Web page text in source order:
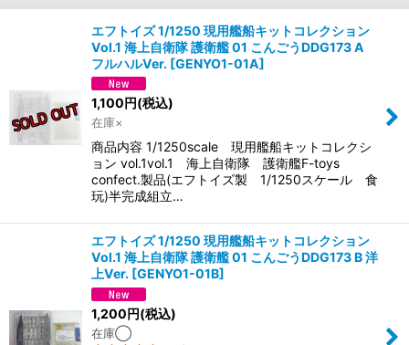
エフトイズ 1/1250 現用艦船キットコレクション
Vol.1 海上自衛隊 護衛艦 01 こんごうDDG173 A
フルハルVer. [GENYO1-01A]
1,100円(税込)
在庫×
商品内容 1/1250scale 現用艦船キットコレクシ
ョン vol.1vol.1 海上自衛隊 護衛艦F-toys
confect.製品(エフトイズ製 1/1250スケール 食
玩)半完成組立…
エフトイズ 1/1250 現用艦船キットコレクション
Vol.1 海上自衛隊 護衛艦 01 こんごうDDG173 B 洋
上Ver. [GENYO1-01B]
1,200円(税込)
在庫◯